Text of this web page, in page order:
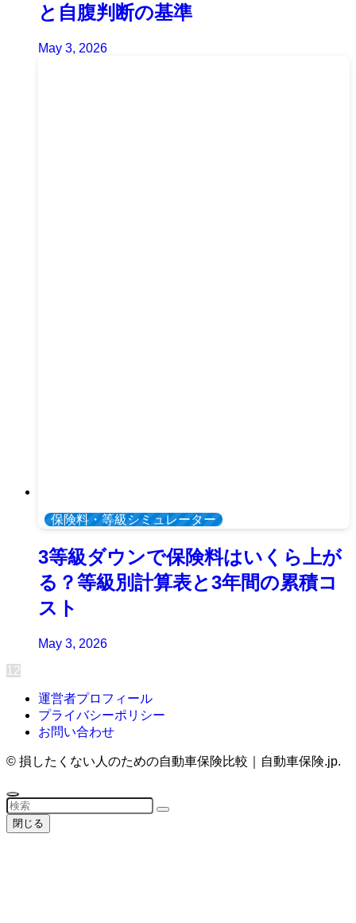
と自腹判断の基準
May 3, 2026
保険料・等級シミュレーター
3等級ダウンで保険料はいくら上が
る？等級別計算表と3年間の累積コ
スト
May 3, 2026
1 2
運営者プロフィール
プライバシーポリシー
お問い合わせ
© 損したくない人のための自動車保険比較｜自動車保険.jp.
閉じる